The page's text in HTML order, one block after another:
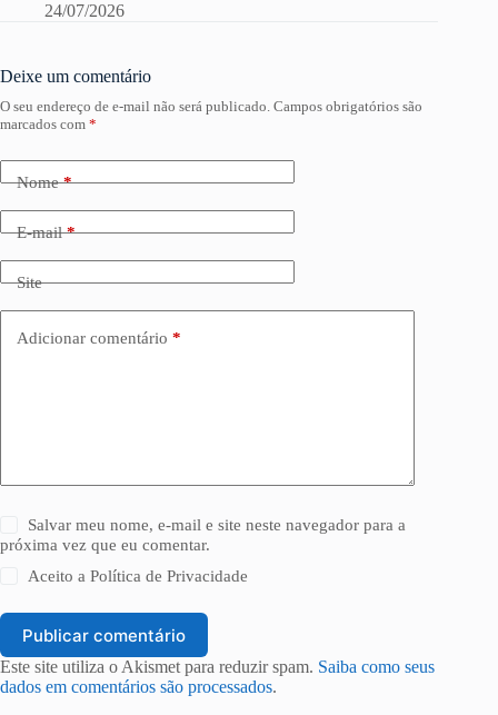
24/07/2026
Deixe um comentário
O seu endereço de e-mail não será publicado. Campos obrigatórios são
marcados com *
Nome*
E-mail*
Site
Adicionar comentário *
Salvar meu nome, e-mail e site neste navegador para a
próxima vez que eu comentar.
Aceito aPolítica de Privacidade
Publicar comentário
Este site utiliza o Akismet para reduzir spam. Saiba como seus
dados em comentários são processados.